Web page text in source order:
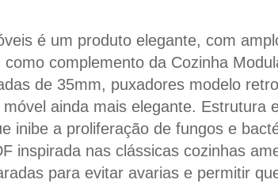
é um produto elegante, com
complemento da Cozinha
de 35mm, puxadores modelo
ainda mais elegante. Estrutura
inibe a proliferação de fungos e
inspirada nas clássicas cozinhas
para evitar avarias e permitir